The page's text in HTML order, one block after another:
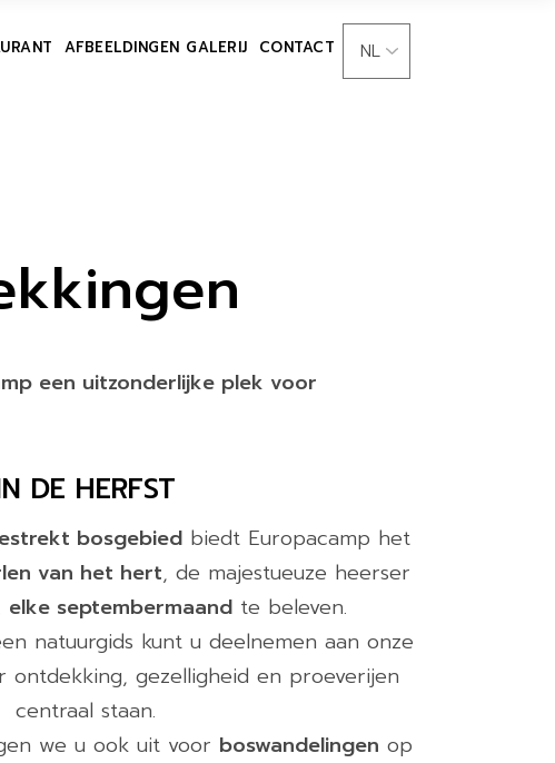
AFBEELDINGEN GALERIJ CONTACT
een uitzonderlijke plek voor
DE HERFST
bosgebiedbiedt Europacamp het
van het hert, de majestueuze heerser
elke septembermaandte beleven.
natuurgids kunt u deelnemen aan onze
ontdekking, gezelligheid en proeverijen
centraal staan.
we u ook uit voor boswandelingen op